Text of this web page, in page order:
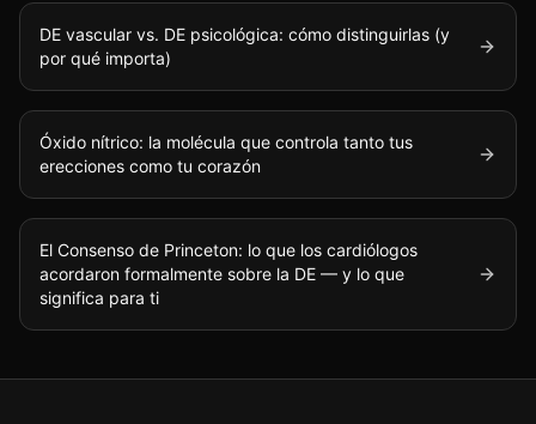
DE vascular vs. DE psicológica: cómo distinguirlas (y
por qué importa)
Óxido nítrico: la molécula que controla tanto tus
erecciones como tu corazón
El Consenso de Princeton: lo que los cardiólogos
acordaron formalmente sobre la DE — y lo que
significa para ti